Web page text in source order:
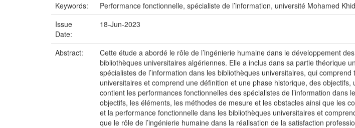
Keywords:
Performance fonctionnelle, spécialiste de l’information, université Mohamed
Issue
Date:
18-Jun-2023
Abstract:
Cette étude a abordé le rôle de l’ingénierie humaine dans le développement
bibliothèques universitaires algériennes. Elle a inclus dans sa partie théorique
spécialistes de l’information dans les bibliothèques universitaires, qui
universitaires et comprend une définition et une phase historique, des
contient les performances fonctionnelles des spécialistes de l’information
objectifs, les éléments, les méthodes de mesure et les obstacles ainsi que les
et la performance fonctionnelle dans les bibliothèques universitaires et
que le rôle de l’ingénierie humaine dans la réalisation de la satisfaction